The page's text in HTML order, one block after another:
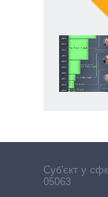
Cуб'єкт у
05063